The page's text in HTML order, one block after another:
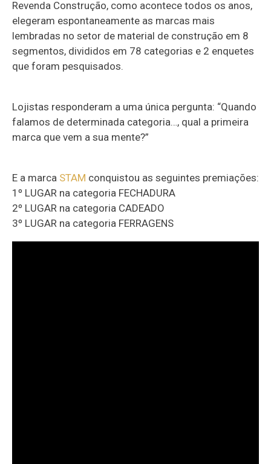
Revenda Construção, como acontece todos os anos,
elegeram espontaneamente as marcas mais
lembradas no setor de material de construção em 8
segmentos, divididos em 78 categorias e 2 enquetes
que foram pesquisados.
Lojistas responderam a uma única pergunta: “Quando
falamos de determinada categoria…, qual a primeira
marca que vem a sua mente?”
E a marca STAM conquistou as seguintes premiações:
1º LUGAR na categoria FECHADURA
2º LUGAR na categoria CADEADO
3º LUGAR na categoria FERRAGENS